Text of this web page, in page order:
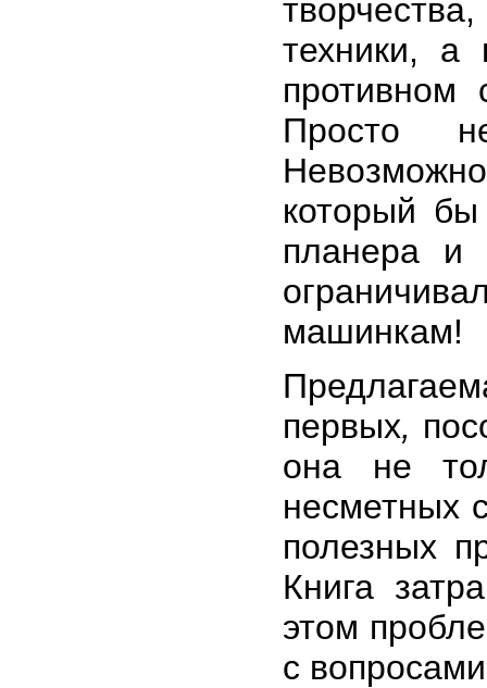
техники, а
противном
Просто
который
планера и
машинкам!
первых,
она не
несметных
полезных
Книга
этом
с